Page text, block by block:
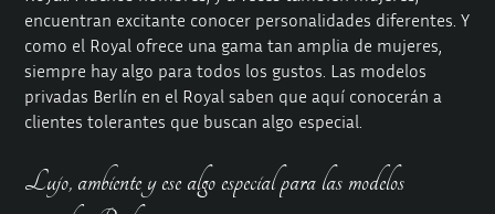
encuentran excitante conocer personalidades diferentes. Y
como el Royal ofrece una gama tan amplia de mujeres,
siempre hay algo para todos los gustos. Las modelos
privadas Berlín en el Royal saben que aquí conocerán a
clientes tolerantes que buscan algo especial.
Lujo, ambiente y ese algo especial para las modelos